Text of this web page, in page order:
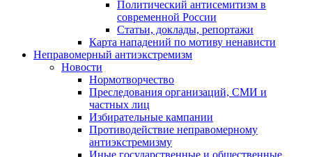
Политический антисемитизм в
современной России
Статьи, доклады, репортажи
Карта нападений по мотиву ненависти
Неправомерный антиэкстремизм
Новости
Нормотворчество
Преследования организаций, СМИ и
частных лиц
Избирательные кампании
Противодействие неправомерному
антиэкстремизму